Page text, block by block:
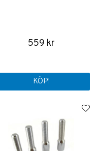
559 kr
KÖP!